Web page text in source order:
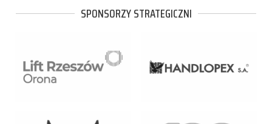
SPONSORZY STRATEGICZNI